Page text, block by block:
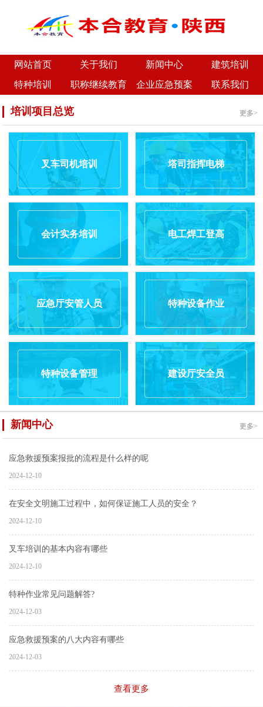
网站首页 关于我们 新闻中心
建筑培训
特种培训
职称继续教育 企业应急预案 联系我们
培训项目总览 更多>
叉车司机培训 塔司指挥电梯
会计实务培训 电工焊工登高
应急厅安管人员 特种设备作业
特种设备管理 建设厅安全员
新闻中心 更多>
应急救援预案报批的流程是什么样的呢
2024-12-10
在安全文明施工过程中，如何保证施工人员的安全？
2024-12-10
叉车培训的基本内容有哪些
2024-12-10
特种作业常见问题解答?
2024-12-03
应急救援预案的八大内容有哪些
2024-12-03
查看更多